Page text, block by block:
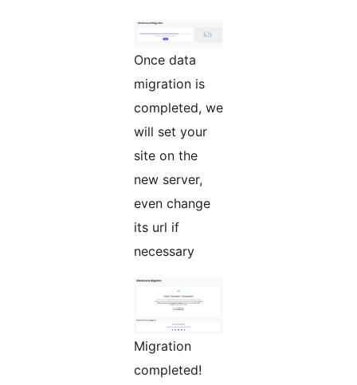
Once data
migration is
completed, we
will set your
site on the
new server,
even change
its url if
necessary
Migration
completed!